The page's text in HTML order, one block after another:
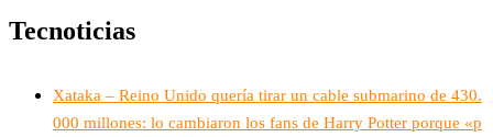
Tecnoticias
Xataka – Reino Unido quería tirar un cable submarino de 430.
000 millones: lo cambiaron los fans de Harry Potter porque «p